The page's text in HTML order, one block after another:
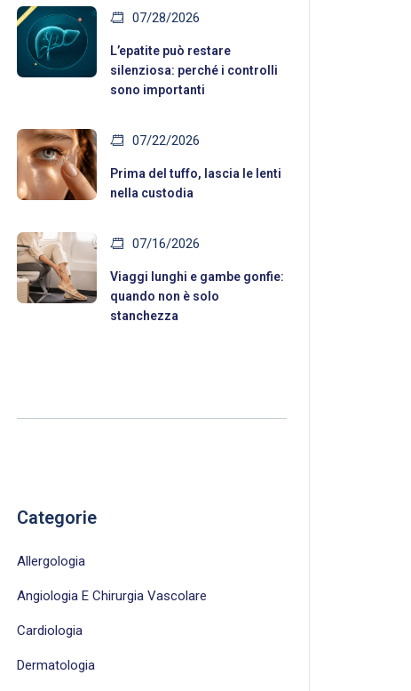
07/28/2026
L’epatite può restare
silenziosa: perché i controlli
sono importanti
07/22/2026
Prima del tuffo, lascia le lenti
nella custodia
07/16/2026
Viaggi lunghi e gambe gonfie:
quando non è solo
stanchezza
Categorie
Allergologia
Angiologia E Chirurgia Vascolare
Cardiologia
Dermatologia